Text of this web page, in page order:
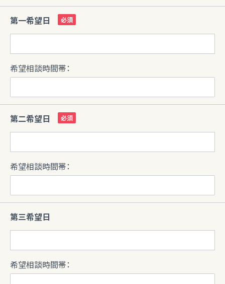
第一希望日
希望相談時間帯：
第二希望日
希望相談時間帯：
第三希望日
希望相談時間帯：